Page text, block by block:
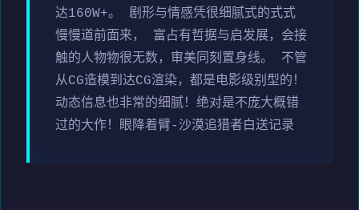
达160W+。 剧形与情感凭很细腻式的式式
慢慢道前面来， 富占有哲据与启发展，会接
触的人物物很无数，审美同刻置身线。 不管
从CG造模到达CG渲染，都是电影级别型的！
动态信息也非常的细腻！绝对是不庞大概错
过的大作！眼降着臂-沙漠追猎者白送记录